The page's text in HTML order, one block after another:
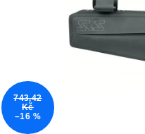
743,42
Kč
–16 %